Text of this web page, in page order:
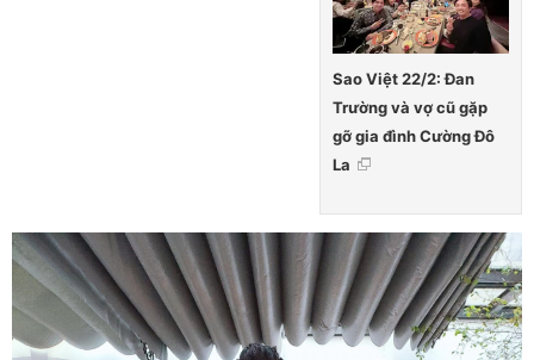
Sao Việt 22/2: Đan
Trường và vợ cũ gặp
gỡ gia đình Cường Đô
La